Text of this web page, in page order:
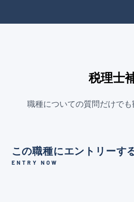
税理士
職種についての質問だけで
この職種にエントリーす
ENTRY NOW